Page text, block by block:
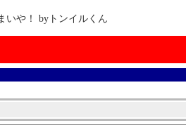
いや！ byトンイルくん